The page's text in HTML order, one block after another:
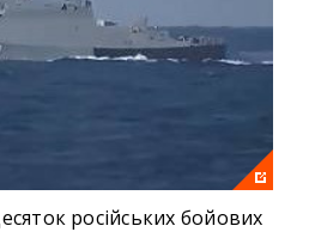
російських бойових